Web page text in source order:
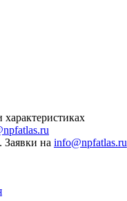
на info@npfatlas.ru